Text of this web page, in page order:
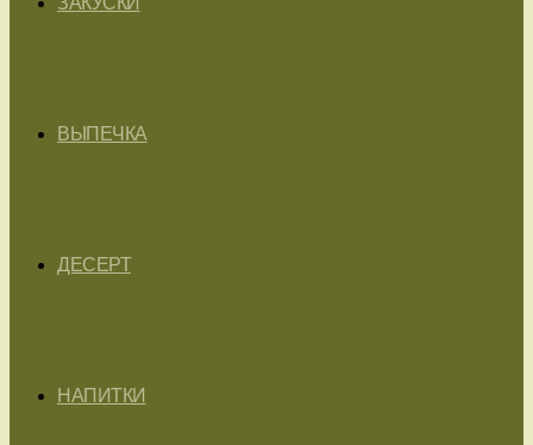
ВЫПЕЧКА
ДЕСЕРТ
НАПИТКИ